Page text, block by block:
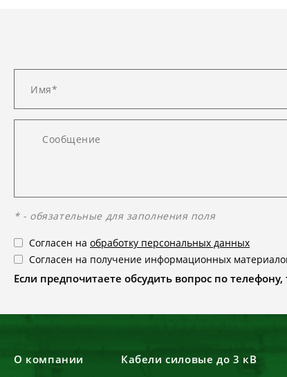
* - обязательные для заполнения поля
Согласен на обработку персональных данных
Согласен на получение информационных
Если предпочитаете обсудить вопрос по
О компании
Кабели силовые до 3 кВ